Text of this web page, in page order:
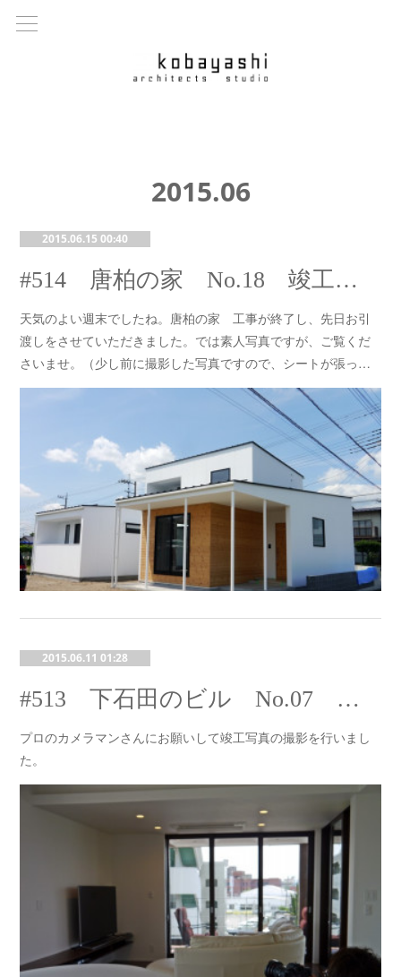
2015.06
2015.06.15 00:40
#514 唐柏の家 No.18 竣工・お引渡し
天気のよい週末でしたね。唐柏の家 工事が終了し、先日お引
渡しをさせていただきました。では素人写真ですが、ご覧くだ
さいませ。（少し前に撮影した写真ですので、シートが張っ…
2015.06.11 01:28
#513 下石田のビル No.07 竣工写真撮影
プロのカメラマンさんにお願いして竣工写真の撮影を行いまし
た。